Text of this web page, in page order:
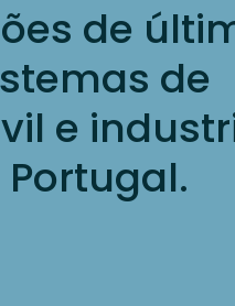
de
de
e